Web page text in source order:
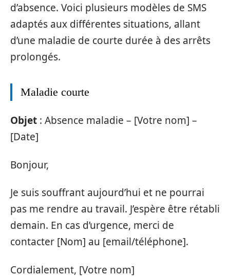
d’absence. Voici plusieurs modèles de SMS
adaptés aux différentes situations, allant
d’une maladie de courte durée à des arrêts
prolongés.
Maladie courte
Objet : Absence maladie – [Votre nom] –
[Date]
Bonjour,
Je suis souffrant aujourd’hui et ne pourrai
pas me rendre au travail. J’espère être rétabli
demain. En cas d’urgence, merci de
contacter [Nom] au [email/téléphone].
Cordialement, [Votre nom]